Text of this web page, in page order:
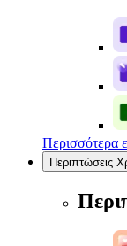
Περισσότερα
Περιπτώσεις